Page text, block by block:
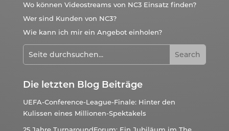
Wo können Videostreams von NC3 Einsatz finden?
Wer sind Kunden von NC3?
Wie kann ich mir ein Angebot einholen?
Die letzten Blog Beiträge
UEFA-Conference-League-Finale: Hinter den
Kulissen eines Millionen-Spektakels